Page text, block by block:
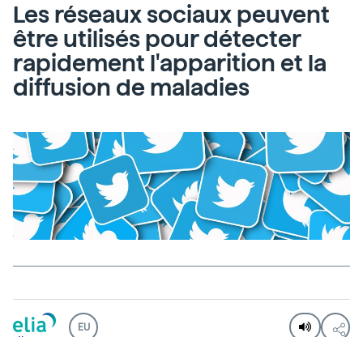
Les réseaux sociaux peuvent
être utilisés pour détecter
rapidement l'apparition et la
diffusion de maladies
EU